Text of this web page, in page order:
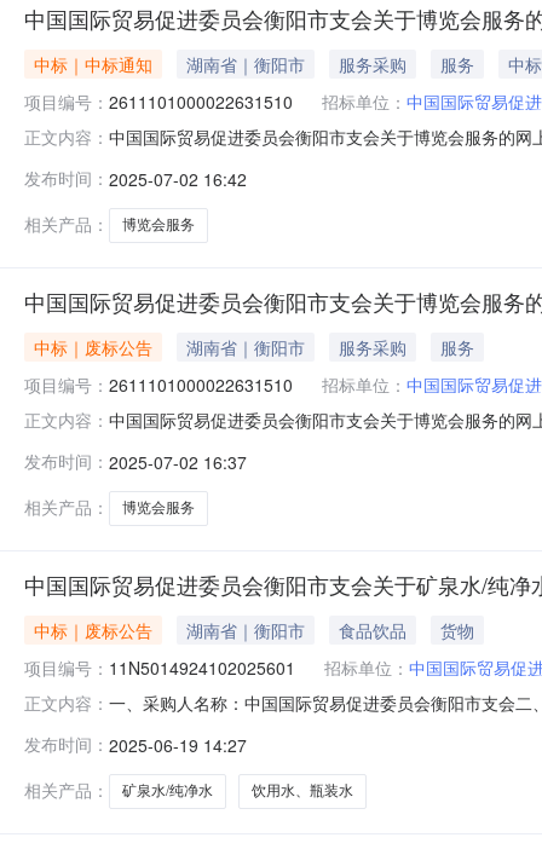
中国国际贸易促进委员会衡阳市支会关于博览会服务
中标｜中标通知 湖南省｜衡阳市 服务采购 服务
中
项目编号： 2611101000022631510 招标单位： 中国国际贸易促
正文内容： 中国国际贸易促进委员会衡阳市支会关于博览会服务的
码:430499项目所在行政区划名称:衡阳市本级报价起止
发布时间： 2025-07-02 16:42
相关产品：
博览会服务
中国国际贸易促进委员会衡阳市支会关于博览会服务
中标｜废标公告 湖南省｜衡阳市 服务采购
服务
项目编号： 2611101000022631510 招标单位： 中国国际贸易促
正文内容： 中国国际贸易促进委员会衡阳市支会关于博览会服务的
因：原因类型:供应商原因补充说明:数量与单价描述-错
联系电话：传真：2、采购代
发布时间： 2025-07-02 16:37
相关产品：
博览会服务
中国国际贸易促进委员会衡阳市支会关于矿泉水/纯净
中标｜废标公告 湖南省｜衡阳市 食品饮品
货物
项目编号： 11N5014924102025601 招标单位： 中国国际贸易促
正文内容： 一、采购人名称：中国国际贸易促进委员会衡阳市支会
国际贸易促进委员会衡阳市支会地址：祥光路2号衡阳市
真：地址：
发布时间： 2025-06-19 14:27
相关产品：
矿泉水/纯净水 饮用水、瓶装水